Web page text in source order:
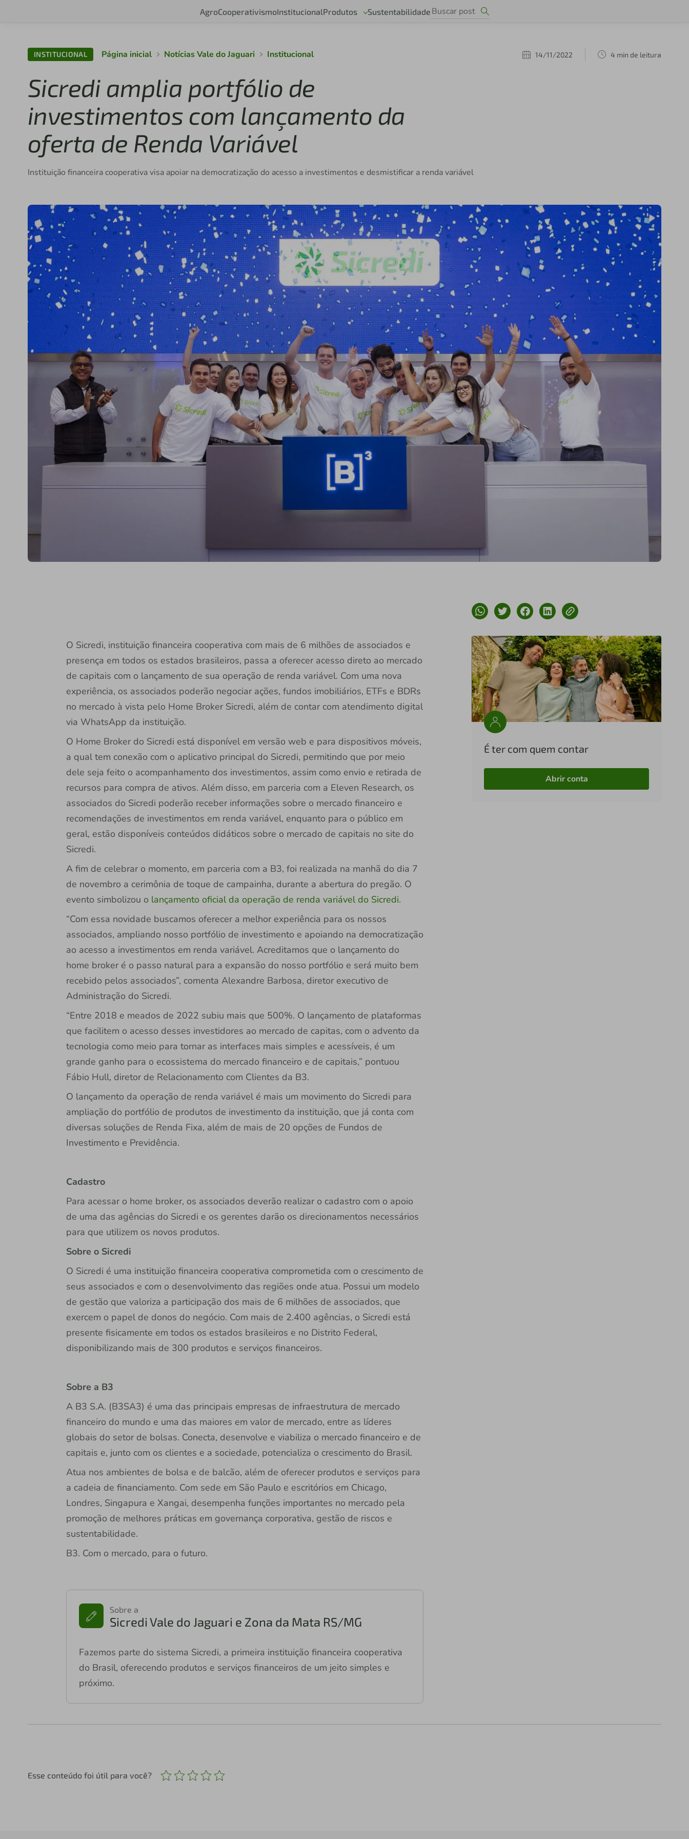
AgroCooperativismoInstitucionalProdutos Sustentabilidade
INSTITUCIONAL Página inicial Notícias Vale do Jaguari Institucional 14/11/2022 4 min de leitura
Sicredi amplia portfólio de
investimentos com lançamento da
oferta de Renda Variável
Instituição financeira cooperativa visa apoiar na democratização do acesso a investimentos e desmistificar a renda variável
O Sicredi, instituição financeira cooperativa com mais de 6 milhões de associados e
presença em todos os estados brasileiros, passa a oferecer acesso direto ao mercado
de capitais com o lançamento de sua operação de renda variável. Com uma nova
experiência, os associados poderão negociar ações, fundos imobiliários, ETFs e BDRs
no mercado à vista pelo Home Broker Sicredi, além de contar com atendimento digital
via WhatsApp da instituição.
O Home Broker do Sicredi está disponível em versão web e para dispositivos móveis,
a qual tem conexão com o aplicativo principal do Sicredi, permitindo que por meio
dele seja feito o acompanhamento dos investimentos, assim como envio e retirada de
recursos para compra de ativos. Além disso, em parceria com a Eleven Research, os
associados do Sicredi poderão receber informações sobre o mercado financeiro e
recomendações de investimentos em renda variável, enquanto para o público em
geral, estão disponíveis conteúdos didáticos sobre o mercado de capitais no site do
Sicredi.
A fim de celebrar o momento, em parceria com a B3, foi realizada na manhã do dia 7
de novembro a cerimônia de toque de campainha, durante a abertura do pregão. O
evento simbolizou o lançamento oficial da operação de renda variável do Sicredi.
“Com essa novidade buscamos oferecer a melhor experiência para os nossos
associados, ampliando nosso portfólio de investimento e apoiando na democratização
ao acesso a investimentos em renda variável. Acreditamos que o lançamento do
home broker é o passo natural para a expansão do nosso portfólio e será muito bem
recebido pelos associados”, comenta Alexandre Barbosa, diretor executivo de
Administração do Sicredi.
“Entre 2018 e meados de 2022 subiu mais que 500%. O lançamento de plataformas
que facilitem o acesso desses investidores ao mercado de capitas, com o advento da
tecnologia como meio para tornar as interfaces mais simples e acessíveis, é um
grande ganho para o ecossistema do mercado financeiro e de capitais,” pontuou
Fábio Hull, diretor de Relacionamento com Clientes da B3.
O lançamento da operação de renda variável é mais um movimento do Sicredi para
ampliação do portfólio de produtos de investimento da instituição, que já conta com
diversas soluções de Renda Fixa, além de mais de 20 opções de Fundos de
Investimento e Previdência.
Cadastro
Para acessar o home broker, os associados deverão realizar o cadastro com o apoio
de uma das agências do Sicredi e os gerentes darão os direcionamentos necessários
para que utilizem os novos produtos.
Sobre o Sicredi
O Sicredi é uma instituição financeira cooperativa comprometida com o crescimento de
seus associados e com o desenvolvimento das regiões onde atua. Possui um modelo
de gestão que valoriza a participação dos mais de 6 milhões de associados, que
exercem o papel de donos do negócio. Com mais de 2.400 agências, o Sicredi está
presente fisicamente em todos os estados brasileiros e no Distrito Federal,
disponibilizando mais de 300 produtos e serviços financeiros.
Sobre a B3
A B3 S.A. (B3SA3) é uma das principais empresas de infraestrutura de mercado
financeiro do mundo e uma das maiores em valor de mercado, entre as líderes
globais do setor de bolsas. Conecta, desenvolve e viabiliza o mercado financeiro e de
capitais e, junto com os clientes e a sociedade, potencializa o crescimento do Brasil.
Atua nos ambientes de bolsa e de balcão, além de oferecer produtos e serviços para
a cadeia de financiamento. Com sede em São Paulo e escritórios em Chicago,
Londres, Singapura e Xangai, desempenha funções importantes no mercado pela
promoção de melhores práticas em governança corporativa, gestão de riscos e
sustentabilidade.
B3. Com o mercado, para o futuro.
Sobre a
Sicredi Vale do Jaguari e Zona da Mata RS/MG
Fazemos parte do sistema Sicredi, a primeira instituição financeira cooperativa
do Brasil, oferecendo produtos e serviços financeiros de um jeito simples e
próximo.
É ter com quem contar
Abrir conta
Esse conteúdo foi útil para você?